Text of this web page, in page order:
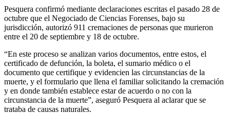
Pesquera confirmó mediante declaraciones escritas el pasado 28 de
octubre que el Negociado de Ciencias Forenses, bajo su
jurisdicción, autorizó 911 cremaciones de personas que murieron
entre el 20 de septiembre y 18 de octubre.
“En este proceso se analizan varios documentos, entre estos, el
certificado de defunción, la boleta, el sumario médico o el
documento que certifique y evidencien las circunstancias de la
muerte, y el formulario que llena el familiar solicitando la cremación
y en donde también establece estar de acuerdo o no con la
circunstancia de la muerte”, aseguró Pesquera al aclarar que se
trataba de causas naturales.